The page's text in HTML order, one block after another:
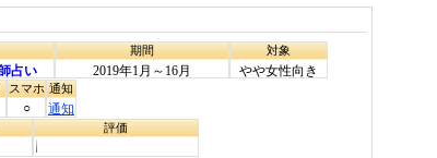
占い
期間
2019年1月～16月
対象
やや女性向き
スマホ
○
通知
通知
評価